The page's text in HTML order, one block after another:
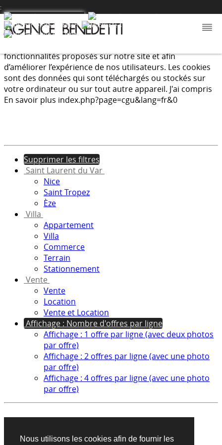
Nous utilisons les cookies afin de fournir les
fonctionnalités proposés sur notre site et afin
d’améliorer l’expérience de nos utilisateurs. Les cookies
sont des données qui sont téléchargés ou stockés sur
votre ordinateur ou sur tout autre appareil. J'ai compris
En savoir plus index.php?page=cgu&lang=fr&0
:
Supprimer les filtres
Saint Laurent du Var
Nice
Saint Tropez
Èze
Villa
Appartement
Villa
Commerce
Terrain
Stationnement
Vente
Vente
Location
Vente et Location
Affichage : Nombre d'offres par ligne
Affichage : 1 offre par ligne (avec deux photos
par offre)
Affichage : 2 offres par ligne (avec une photo
par offre)
Affichage : 4 offres par ligne (avec une photo
par offre)